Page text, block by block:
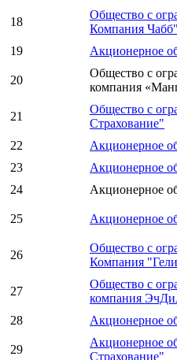
18
Общество с
Компания Чабб"
19 Акционерное
20
Общество с
компания
21
Общество с
Страхование"
22 Акционерное
23
Акционерное
24
Акционерное
25 Акционерное
26
Общество с
Компания
27
Общество с
компания
28 Акционерное
29
Акционерное
Страхование"